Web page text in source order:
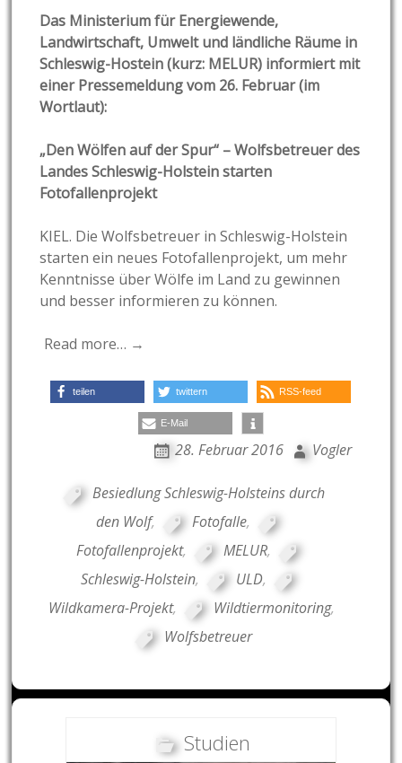
Das Ministerium für Energiewende,
Landwirtschaft, Umwelt und ländliche Räume in
Schleswig-Hostein (kurz: MELUR) informiert mit
einer Pressemeldung vom 26. Februar (im
Wortlaut):
„Den Wölfen auf der Spur“ – Wolfsbetreuer des
Landes Schleswig-Holstein starten
Fotofallenprojekt
KIEL. Die Wolfsbetreuer in Schleswig-Holstein
starten ein neues Fotofallenprojekt, um mehr
Kenntnisse über Wölfe im Land zu gewinnen
und besser informieren zu können.
Read more… →
teilen twittern RSS-feed
E-Mail
28. Februar 2016 Vogler
Besiedlung Schleswig-Holsteins durch
den Wolf, Fotofalle,
Fotofallenprojekt, MELUR,
Schleswig-Holstein, ULD,
Wildkamera-Projekt, Wildtiermonitoring,
Wolfsbetreuer
Studien